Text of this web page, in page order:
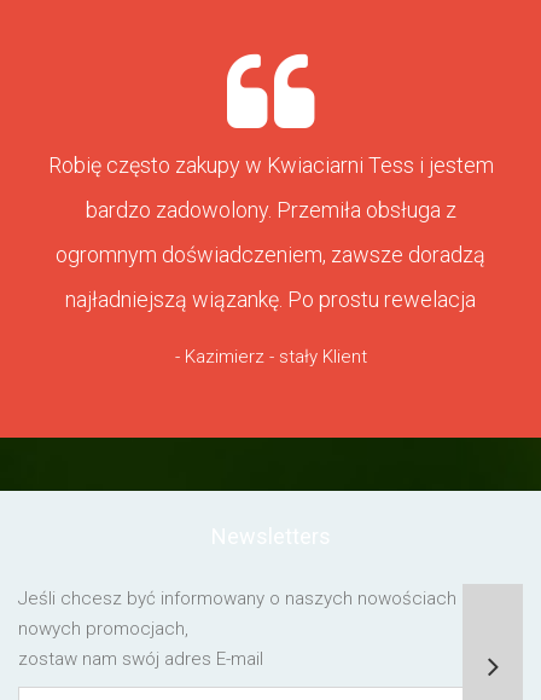
Robię często zakupy w Kwiaciarni Tess i jestem
bardzo zadowolony. Przemiła obsługa z
ogromnym doświadczeniem, zawsze doradzą
najładniejszą wiązankę. Po prostu rewelacja
- Kazimierz - stały Klient
Jeśli chcesz być informowany o naszych nowościach lub o
nowych promocjach,
zostaw nam swój adres E-mail